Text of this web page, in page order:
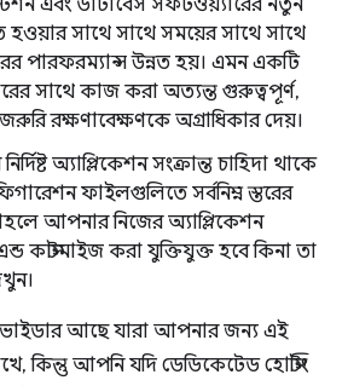
এবং ডাটাবেস সফটওয়্যারের নতুন
হওয়ার সাথে সাথে সময়ের সাথে সাথে
পারফরম্যান্স উন্নত হয়। এমন একটি
সাথে কাজ করা অত্যন্ত গুরুত্বপূর্ণ,
রক্ষণাবেক্ষণকে অগ্রাধিকার দেয়।
অ্যাপ্লিকেশন সংক্রান্ত চাহিদা থাকে
ফাইলগুলিতে সর্বনিম্ন স্তরের
আপনার নিজের অ্যাপ্লিকেশন
কাস্টমাইজ করা যুক্তিযুক্ত হবে কিনা তা
আছে যারা আপনার জন্য এই
কিন্তু আপনি যদি ডেডিকেটেড হোস্টিং